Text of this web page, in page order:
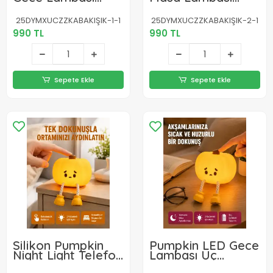
Şarjlı Dokunmatik
LED Işık Yeni Nesil
25DYMXUCZZKABAKIŞIK-1-1
990 TL
Sepete Ekle
Zamanlayıcılı
Dokunmatik Yeni
Nesil
25DYMXUCZZKABAKIŞIK-2-1
990 TL
Sepete Ekle
Silikon Pumpkin
Night Light Telefon
Tutuculu LED
Pumpkin LED Gece
Lambası Üç
Kademeli Işık